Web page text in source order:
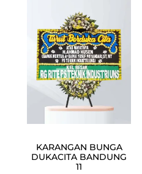
KARANGAN BUNGA
DUKACITA BANDUNG
11